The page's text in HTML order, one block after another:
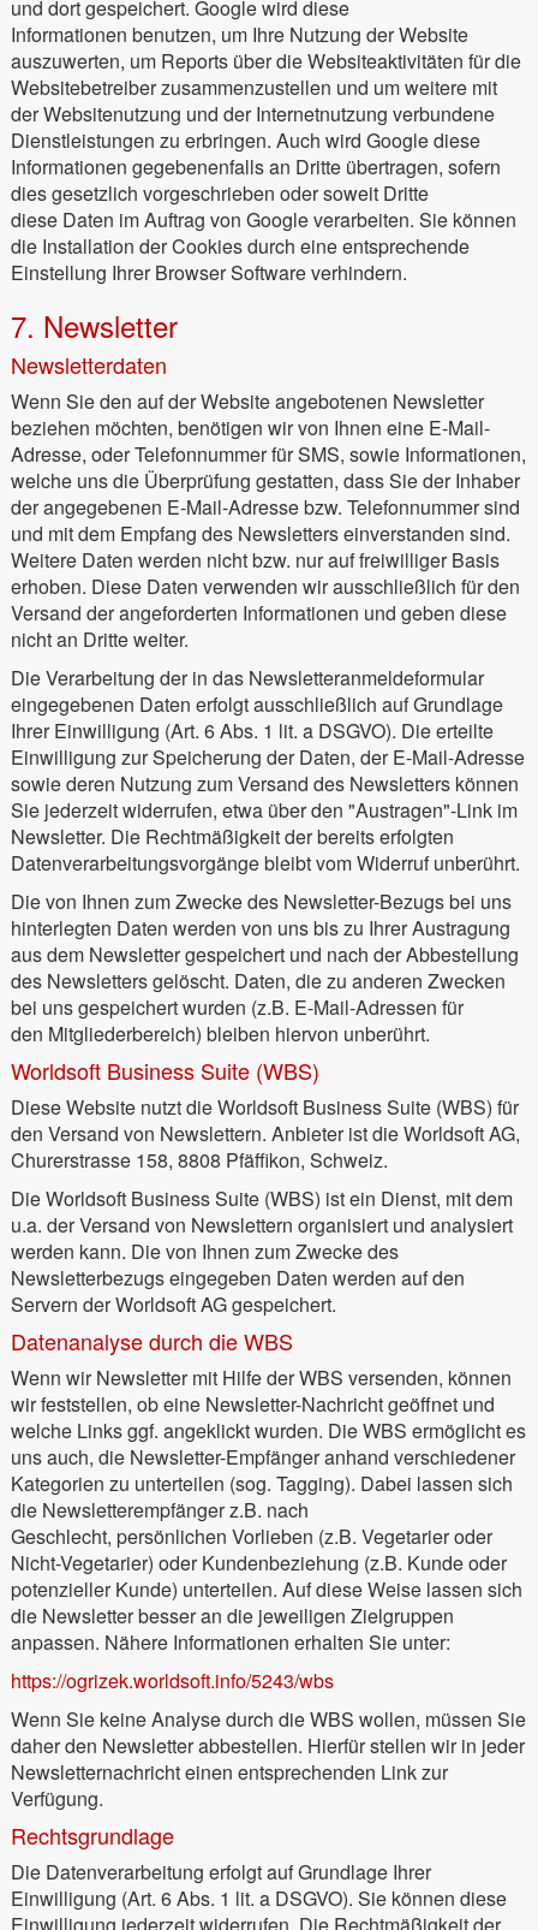
und dort gespeichert. Google wird diese
Informationen benutzen, um Ihre Nutzung der Website
auszuwerten, um Reports über die Websiteaktivitäten für die
Websitebetreiber zusammenzustellen und um weitere mit
der Websitenutzung und der Internetnutzung verbundene
Dienstleistungen zu erbringen. Auch wird Google diese
Informationen gegebenenfalls an Dritte übertragen, sofern
dies gesetzlich vorgeschrieben oder soweit Dritte
diese Daten im Auftrag von Google verarbeiten. Sie können
die Installation der Cookies durch eine entsprechende
Einstellung Ihrer Browser Software verhindern.
7. Newsletter
Newsletterdaten
Wenn Sie den auf der Website angebotenen Newsletter
beziehen möchten, benötigen wir von Ihnen eine E-Mail-
Adresse, oder Telefonnummer für SMS, sowie Informationen,
welche uns die Überprüfung gestatten, dass Sie der Inhaber
der angegebenen E-Mail-Adresse bzw. Telefonnummer sind
und mit dem Empfang des Newsletters einverstanden sind.
Weitere Daten werden nicht bzw. nur auf freiwilliger Basis
erhoben. Diese Daten verwenden wir ausschließlich für den
Versand der angeforderten Informationen und geben diese
nicht an Dritte weiter.
Die Verarbeitung der in das Newsletteranmeldeformular
eingegebenen Daten erfolgt ausschließlich auf Grundlage
Ihrer Einwilligung (Art. 6 Abs. 1 lit. a DSGVO). Die erteilte
Einwilligung zur Speicherung der Daten, der E-Mail-Adresse
sowie deren Nutzung zum Versand des Newsletters können
Sie jederzeit widerrufen, etwa über den "Austragen"-Link im
Newsletter. Die Rechtmäßigkeit der bereits erfolgten
Datenverarbeitungsvorgänge bleibt vom Widerruf unberührt.
Die von Ihnen zum Zwecke des Newsletter-Bezugs bei uns
hinterlegten Daten werden von uns bis zu Ihrer Austragung
aus dem Newsletter gespeichert und nach der Abbestellung
des Newsletters gelöscht. Daten, die zu anderen Zwecken
bei uns gespeichert wurden (z.B. E-Mail-Adressen für
den Mitgliederbereich) bleiben hiervon unberührt.
Worldsoft Business Suite (WBS)
Diese Website nutzt die Worldsoft Business Suite (WBS) für
den Versand von Newslettern. Anbieter ist die Worldsoft AG,
Churerstrasse 158, 8808 Pfäffikon, Schweiz.
Die Worldsoft Business Suite (WBS) ist ein Dienst, mit dem
u.a. der Versand von Newslettern organisiert und analysiert
werden kann. Die von Ihnen zum Zwecke des
Newsletterbezugs eingegeben Daten werden auf den
Servern der Worldsoft AG gespeichert.
Datenanalyse durch die WBS
Wenn wir Newsletter mit Hilfe der WBS versenden, können
wir feststellen, ob eine Newsletter-Nachricht geöffnet und
welche Links ggf. angeklickt wurden. Die WBS ermöglicht es
uns auch, die Newsletter-Empfänger anhand verschiedener
Kategorien zu unterteilen (sog. Tagging). Dabei lassen sich
die Newsletterempfänger z.B. nach
Geschlecht, persönlichen Vorlieben (z.B. Vegetarier oder
Nicht-Vegetarier) oder Kundenbeziehung (z.B. Kunde oder
potenzieller Kunde) unterteilen. Auf diese Weise lassen sich
die Newsletter besser an die jeweiligen Zielgruppen
anpassen. Nähere Informationen erhalten Sie unter:
https://ogrizek.worldsoft.info/5243/wbs
Wenn Sie keine Analyse durch die WBS wollen, müssen Sie
daher den Newsletter abbestellen. Hierfür stellen wir in jeder
Newsletternachricht einen entsprechenden Link zur
Verfügung.
Rechtsgrundlage
Die Datenverarbeitung erfolgt auf Grundlage Ihrer
Einwilligung (Art. 6 Abs. 1 lit. a DSGVO). Sie können diese
Einwilligung jederzeit widerrufen. Die Rechtmäßigkeit der